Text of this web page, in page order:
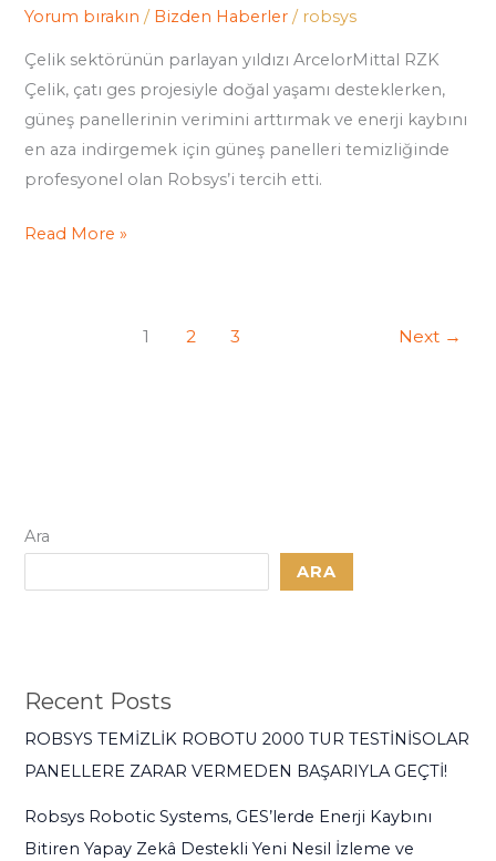
Yorum bırakın / Bizden Haberler / robsys
Çelik sektörünün parlayan yıldızı ArcelorMittal RZK
Çelik, çatı ges projesiyle doğal yaşamı desteklerken,
güneş panellerinin verimini arttırmak ve enerji kaybını
en aza indirgemek için güneş panelleri temizliğinde
profesyonel olan Robsys’i tercih etti.
Read More »
1 2 3 Next →
Ara
ARA
Recent Posts
ROBSYS TEMİZLİK ROBOTU 2000 TUR TESTİNİSOLAR
PANELLERE ZARAR VERMEDEN BAŞARIYLA GEÇTİ!
Robsys Robotic Systems, GES’lerde Enerji Kaybını
Bitiren Yapay Zekâ Destekli Yeni Nesil İzleme ve